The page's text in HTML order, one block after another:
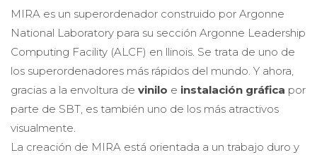
MIRA es un superordenador construido por Argonne
National Laboratory para su sección Argonne Leadership
Computing Facility (ALCF) en llinois. Se trata de uno de
los superordenadores más rápidos del mundo. Y ahora,
gracias a la envoltura de vinilo e instalación gráfica por
parte de SBT, es también uno de los más atractivos
visualmente.
La creación de MIRA está orientada a un trabajo duro y